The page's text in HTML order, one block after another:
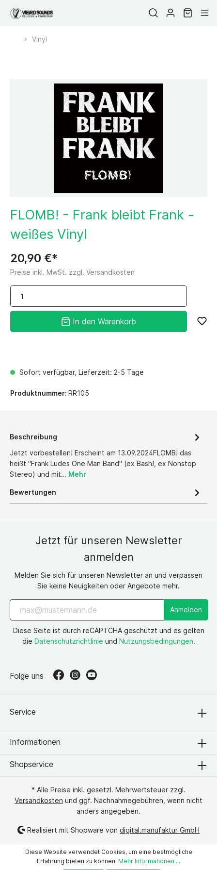
Vinyl
FLOMB! - Frank bleibt Frank -
weißes Vinyl
20,90 €*
Preise inkl. MwSt. zzgl. Versandkosten
Sofort verfügbar, Lieferzeit: 2-5 Tage
In den Warenkorb
Produktnummer: RR105
Beschreibung
Jetzt vorbestellen! Erscheint am 13.09.2024FLOMB! das
heißt "Frank Ludes One Man Band" (ex Bash!, ex Nonstop
Stereo) und mit… Mehr
Bewertungen
Jetzt für unseren Newsletter
anmelden
Melden Sie sich für unseren Newsletter an und verpassen
Sie keine Neuigkeiten oder Angebote mehr.
Diese Seite ist durch reCAPTCHA geschützt und es gelten
die Datenschutzrichtlinie und Nutzungsbedingungen.
Anmelden
Service
Folge uns
Informationen
Shopservice
* Alle Preise inkl. gesetzl. Mehrwertsteuer zzgl.
Versandkosten und ggf. Nachnahmegebühren, wenn nicht
anders angegeben.
Realisiert mit Shopware vondigital.manufaktur GmbH
Diese Website verwendet Cookies, um eine bestmögliche
Erfahrung bieten zu können. Mehr Informationen ...